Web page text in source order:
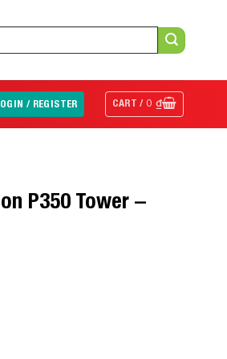
/ REGISTER CART /0₫
P350 Tower –